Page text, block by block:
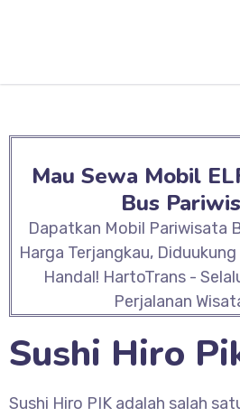
Mau Sewa Mobil
Bus
Dapatkan Mobil Pariwisata
Harga Terjangkau,
Handal! HartoTrans -
Perjalanan
Sushi Hiro
Sushi Hiro PIK adalah salah